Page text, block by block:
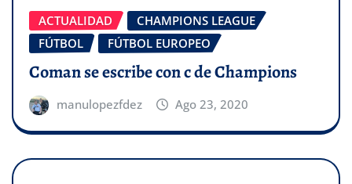
ACTUALIDAD
CHAMPIONS LEAGUE
FÚTBOL
FÚTBOL EUROPEO
Coman se escribe con c de Champions
manulopezfdez Ago 23, 2020